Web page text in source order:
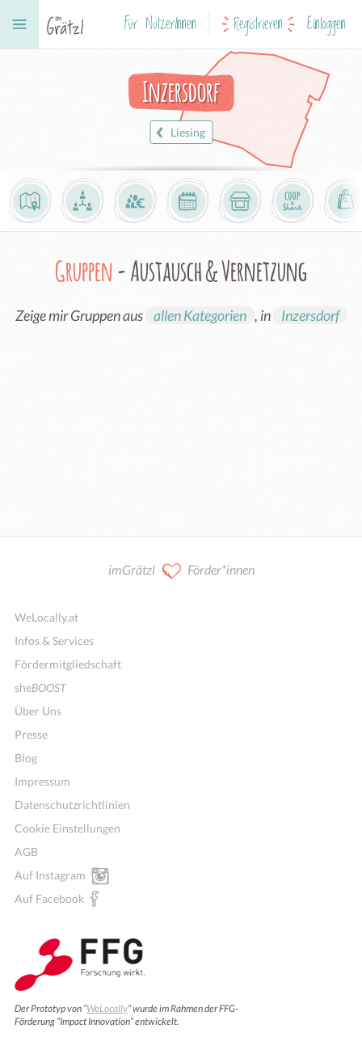
Für NutzerInnen Registrieren Einloggen
Inzersdorf
Liesing
Gruppen- Austausch & Vernetzung
Zeige mir Gruppen aus allen Kategorien , in Inzersdorf
imGrätzl Förder*innen
WeLocally.at
Infos & Services
Fördermitgliedschaft
sheBOOST
Über Uns
Presse
Blog
Impressum
Datenschutzrichtlinien
Cookie Einstellungen
AGB
Auf Instagram
Auf Facebook
Der Prototyp von “WeLocally” wurde im Rahmen der FFG-
Förderung “Impact Innovation” entwickelt.